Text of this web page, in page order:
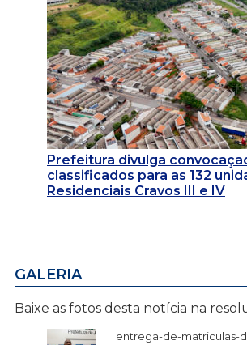
Prefeitura divulga
classificados para as 132
Residenciais Cravos III e IV
GALERIA
Baixe as fotos desta notícia na
entrega-de-matriculas-